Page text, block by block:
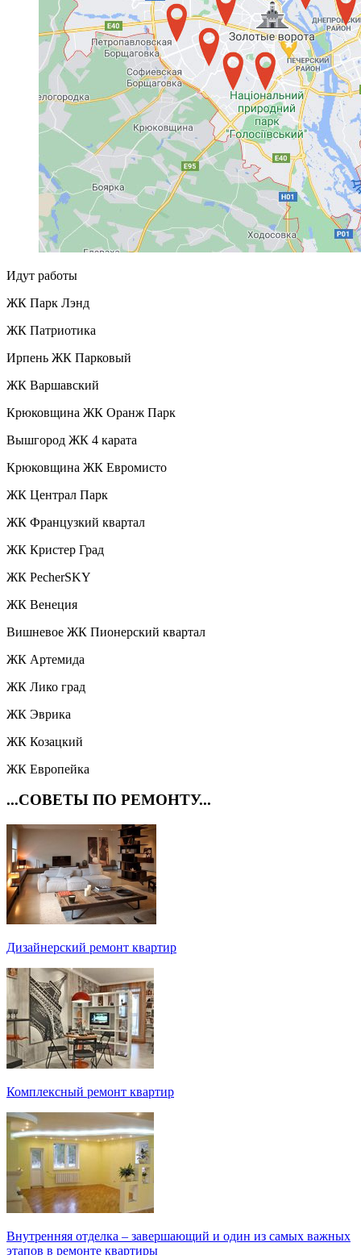
Идут работы
ЖК Парк Лэнд
ЖК Патриотика
Ирпень ЖК Парковый
ЖК Варшавский
Крюковщина ЖК Оранж Парк
Вышгород ЖК 4 карата
Крюковщина ЖК Евромисто
ЖК Централ Парк
ЖК Французкий квартал
ЖК Кристер Град
ЖК PecherSKY
ЖК Венеция
Вишневое ЖК Пионерский квартал
ЖК Артемида
ЖК Лико град
ЖК Эврика
ЖК Козацкий
ЖК Европейка
...СОВЕТЫ ПО РЕМОНТУ...
Дизайнерский ремонт квартир
Комплексный ремонт квартир
Внутренняя отделка – завершающий и один из самых важных
этапов в ремонте квартиры